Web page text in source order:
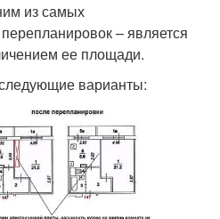
из самых
– является
ее площади.
варианты: